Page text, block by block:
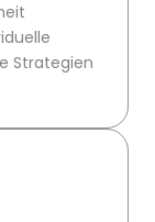
Strategien